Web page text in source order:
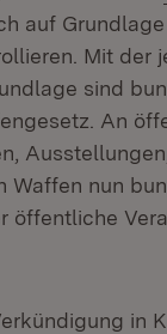
auf
Mit der
sind
An
Waffen nun
öffentliche
in